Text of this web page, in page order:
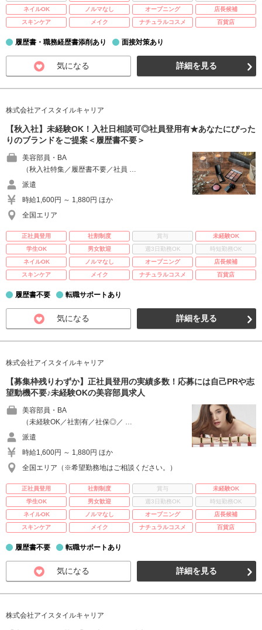
ネイルOK
ノルマなし オープニング
店長候補
スキンケア
メイク ナチュラルコスメ 百貨店
履歴書・職務経歴書添削あり 面接対策あり
気になる 詳細を見る
株式会社アイスタイルキャリア
【秋入社】未経験OK！入社日相談可◎社員登用有★あなたにぴった
りのブランドをご提案＜履歴書不要＞
美容部員・BA
（秋入社特集／履歴書不要／社員 …
派遣
時給1,600円 ～ 1,880円 ほか
全国エリア
正社員登用 社割制度 賞与
未経験OK
学生OK
男女歓迎 週3日勤務OK
時短勤務OK
ネイルOK
ノルマなし オープニング
店長候補
スキンケア
メイク ナチュラルコスメ 百貨店
履歴書不要 転職サポートあり
気になる 詳細を見る
株式会社アイスタイルキャリア
【募集枠残りわずか】正社員登用の実績多数！応募には自己PRや志
望動機不要♪未経験OKの美容部員求人
美容部員・BA
（未経験OK／社割有／社保◎／ …
派遣
時給1,600円 ～ 1,880円 ほか
全国エリア（※希望勤務地はご相談ください。）
正社員登用 社割制度 賞与
未経験OK
学生OK
男女歓迎 週3日勤務OK
時短勤務OK
ネイルOK
ノルマなし オープニング
店長候補
スキンケア
メイク ナチュラルコスメ 百貨店
履歴書不要 転職サポートあり
気になる 詳細を見る
株式会社アイスタイルキャリア